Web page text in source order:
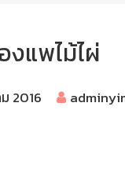
งแพไม้ไผ่
2016